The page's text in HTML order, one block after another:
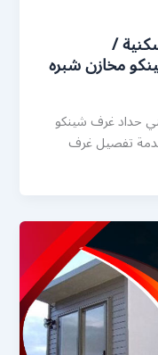
/
حداد غرف شينكو
تفصيل غرف